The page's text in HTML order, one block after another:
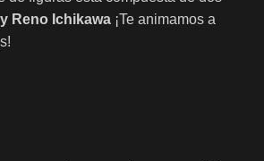
y Reno Ichikawa ¡Te animamos a